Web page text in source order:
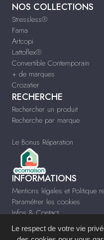
NOS COLLECTIONS
Stressless®
Fama
Artcopi
Lattoflex®
Convertible Contemporain
+ de marques
Crozatier
RECHERCHE
Rechercher un produit
Recherche par marque
Le Bonus Réparation
INFORMATIONS
Mentions légales et Politique
Paramétrer les cookies
Infos & Contact
Le respect de votre vie